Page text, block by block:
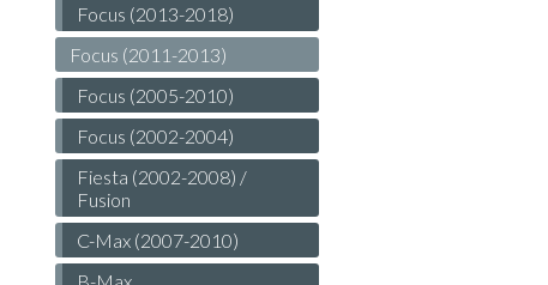
Focus (2013-2018)
Focus (2011-2013)
Focus (2005-2010)
Focus (2002-2004)
Fiesta (2002-2008) /
Fusion
C-Max (2007-2010)